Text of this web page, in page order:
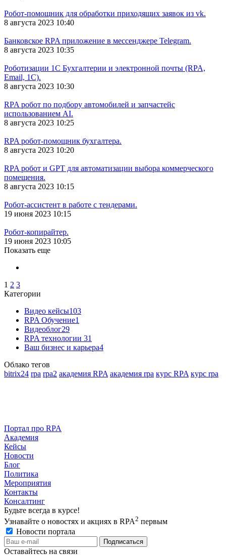
Робот-помощник для обработки приходящих заявок из vk.
8 августа 2023 10:40
Банковское RPA приложение в мессенджере Telegram.
8 августа 2023 10:35
Роботизации 1С Бухгалтерии и электронной почты (RPA,
Email, 1C).
8 августа 2023 10:30
RPA робот по подбору автомобилей и запчастейс
использованием AI.
8 августа 2023 10:25
RPA робот-помощник бухгалтера.
8 августа 2023 10:20
RPA робот и GPT для автоматизации выбора коммерческого
помещения.
8 августа 2023 10:15
Робот-ассистент в работе с тендерами.
19 июня 2023 10:15
Робот-копирайтер.
19 июня 2023 10:05
Показать еще
1 2 3
Категории
Видео кейсы103
RPA Обучение1
Видеоблог29
RPA технологии 31
Ваш бизнес и карьера4
Облако тегов
bitrix24 rpa rpa2 академия RPA академия rpa курс RPA курс rpa
Портал про RPA
Академия
Кейсы
Новости
Блог
Политика
Мероприятия
Контакты
Консалтинг
Будьте всегда в курсе!
Узнавайте о новостях и акциях в RPA2 первым
Новости портала
Оставайтесь на связи